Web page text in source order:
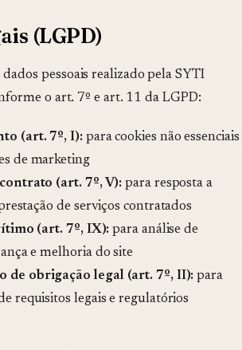
(LGPD)
pessoais realizado pela SYTI
o art. 7º e art. 11 da LGPD:
(art. 7º, I):para cookies não essenciais
de marketing
(art. 7º, V): para resposta a
de serviços contratados
(art. 7º, IX): para análise de
e melhoria do site
de obrigação legal (art. 7º, II): para
requisitos legais e regulatórios